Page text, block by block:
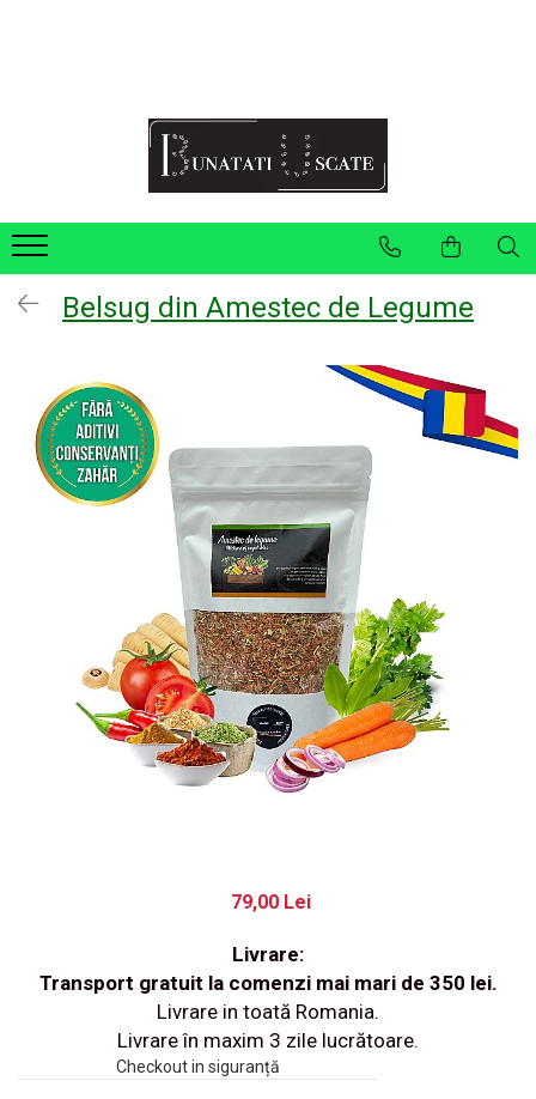
Fructe
Pulberi
Belsug din Amestec de Legume
79,00 Lei
Livrare:
Transport gratuit la comenzi mai mari de 350 lei.
Livrare in toată Romania.
Livrare în maxim 3 zile lucrătoare.
Checkout in siguranță